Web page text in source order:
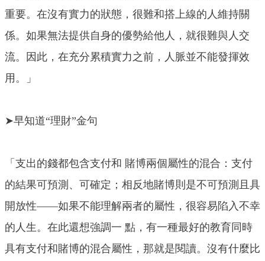
重要。在沒有實力的狀態，很難和搭上線的人維持關
係。如果無法提供自身的優勢給他人，就很難與人交
流。因此，在充分累積實力之前，人脈並不能發揮效
用。」
➤早知道“理財”金句
「支出的錢都包含支付和 賭博兩個屬性的混合：支付
的結果可預測、可確定；相反地賭博則是不可預測且具
開放性——如果不能理解兩者的屬性，很容易陷入不幸
的人生。在此還想強調一 點，有一種最好的教育同時
具有支付和賭博的混合屬性，那就是閱讀。沒有什麼比